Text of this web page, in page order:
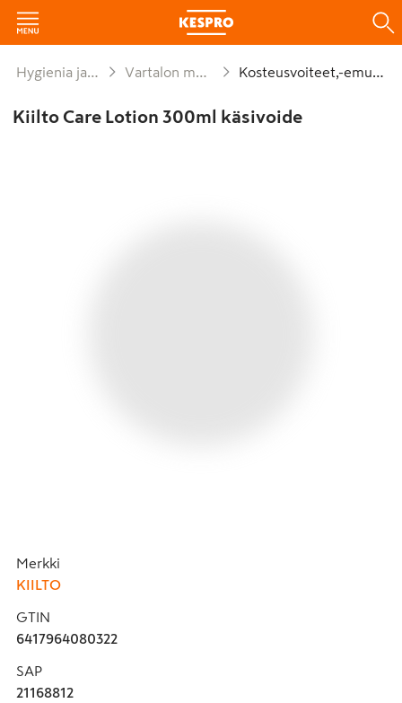
Hygienia ja siivous Vartalon muu hoito Kosteusvoiteet,-emulsiot
Kiilto Care Lotion 300ml käsivoide
Merkki
KIILTO
GTIN
6417964080322
SAP
21168812